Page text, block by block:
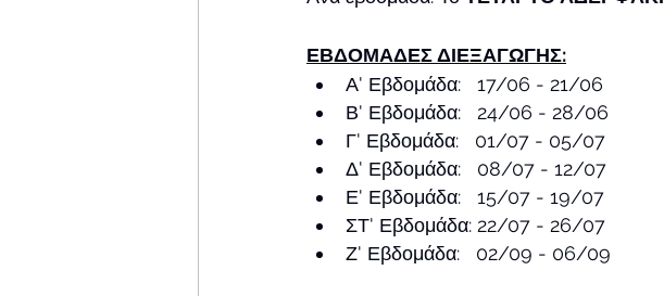
ΕΒΔΟΜΑΔΕΣ ΔΙΕΞΑΓΩΓΗΣ:
Α' Εβδομάδα:   17/06 - 21/06
Β' Εβδομάδα:   24/06 - 28/06
Γ' Εβδομάδα:   01/07 - 05/07
Δ' Εβδομάδα:   08/07 - 12/07
Ε' Εβδομάδα:   15/07 - 19/07
ΣΤ' Εβδομάδα: 22/07 - 26/07
Ζ' Εβδομάδα:   02/09 - 06/09